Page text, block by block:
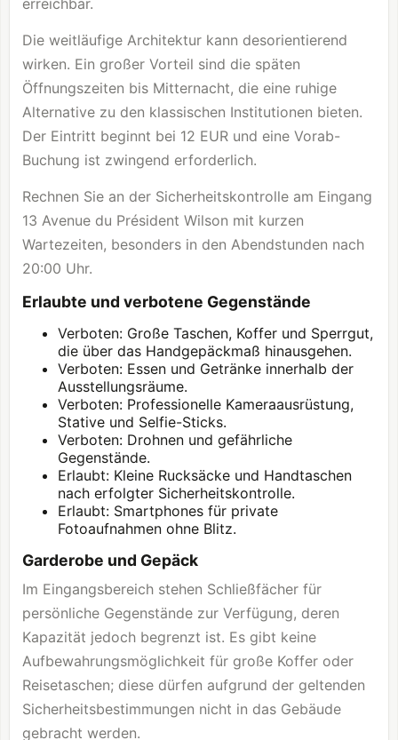
erreichbar.
Die weitläufige Architektur kann desorientierend
wirken. Ein großer Vorteil sind die späten
Öffnungszeiten bis Mitternacht, die eine ruhige
Alternative zu den klassischen Institutionen bieten.
Der Eintritt beginnt bei 12 EUR und eine Vorab-
Buchung ist zwingend erforderlich.
Rechnen Sie an der Sicherheitskontrolle am Eingang
13 Avenue du Président Wilson mit kurzen
Wartezeiten, besonders in den Abendstunden nach
20:00 Uhr.
Erlaubte und verbotene Gegenstände
Verboten: Große Taschen, Koffer und Sperrgut,
die über das Handgepäckmaß hinausgehen.
Verboten: Essen und Getränke innerhalb der
Ausstellungsräume.
Verboten: Professionelle Kameraausrüstung,
Stative und Selfie-Sticks.
Verboten: Drohnen und gefährliche
Gegenstände.
Erlaubt: Kleine Rucksäcke und Handtaschen
nach erfolgter Sicherheitskontrolle.
Erlaubt: Smartphones für private
Fotoaufnahmen ohne Blitz.
Garderobe und Gepäck
Im Eingangsbereich stehen Schließfächer für
persönliche Gegenstände zur Verfügung, deren
Kapazität jedoch begrenzt ist. Es gibt keine
Aufbewahrungsmöglichkeit für große Koffer oder
Reisetaschen; diese dürfen aufgrund der geltenden
Sicherheitsbestimmungen nicht in das Gebäude
gebracht werden.